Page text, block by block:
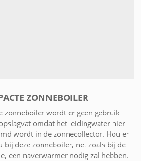
ZONNEBOILER
zonneboiler wordt er geen gebruik
omdat het leidingwater hier
wordt in de zonnecollector. Hou er
bij deze zonneboiler, net zoals bij de
een naverwarmer nodig zal hebben.